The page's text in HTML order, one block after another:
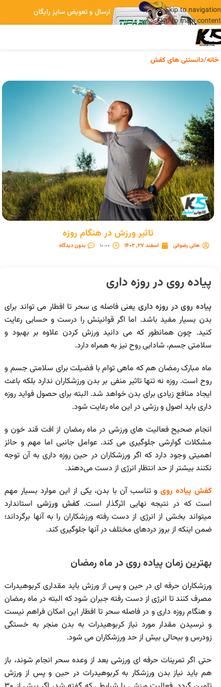
Skip to navigation
Skip to main content
ارسال و تعویض سایز رایگان
خانه/دانستنی های کفش
تاثیر ورزش در هنگام روزه
هانی رضوانی اسفند 27, 1402 10:00 بدون دیدگاه
پیاده روی در روزه داری
پیاده روی در روزه داری یعنی فاصله ی سحر تا افطار می تواند برای
بدن بسیار مفید باشد. اما اگر قوانینش را درست و حسابی رعایت
کنید. چون همانطور که می دانید ورزش کردن علاوه بر بهبود و
سلامتی جسم، شادابی روح نیز به همراه دارد.
ماه مبارک رمضان هم که ماهی توام با فضیلت برای سلامتی جسم و
روح است. روزه نه تنها تاثیر منفی بر بدن ورزشکاران ندارد بلکه باعث
ایجاد منافع زیادی برای بدن خواهد شد. البته برای حصول فواید روزه
داری باید اصول و رزشی در این ماه رعایت شود.
انجام صحیح فعالیت های ورزشی در ماه رمضان از افت قند خون و
مشکلات گوارشی جلوگیری می کند. عوامل جانبی اما مهم و حائز
اهمیتی وجود دارد که اگر ورزشکاران در حین روزه داری به آن توجه
نکنند بیشتر از حد انتظار انرژی از دست می‌دهند.
کفش پیاده روی و تناسب آن با بدن، یکی از این موارد بسیار مهم
است که در نتیجه نهایی اثرگذار است. کفش ورزشیاستاندارد
میتواند بخشی از انرژی از دست رفته ورزشکاران را به آنها برگرداند؛
ضمن اینکه از بروز دردهای مختلف در آنها جلوگیری کند.
بهترین زمان پیاده روی در ماه رمضان
ورزشکاران حرفه ای در حین و پس از ورزش باید مقداری کربوهیدرات
مصرف کنند تا انرژی از دست رفته جبران شود که البته در ماه رمضان
و هنگام روزه داری و در فاصله سحر تا افطار این امکان فراهم نیست
و نرسیدن مقدار مورد نیاز کربوهیدرات به بدن منجر به خستگی
زودرس و بیحالی بیش از حد ورزشکاران می شود.
حتی اگر تمرینات حرفه ای ورزشی بعد از وعده سحر انجام شوند، باز
هم باید نیاز بدن ورزشکار به کربوهیدرات در حین و پس از ورزش